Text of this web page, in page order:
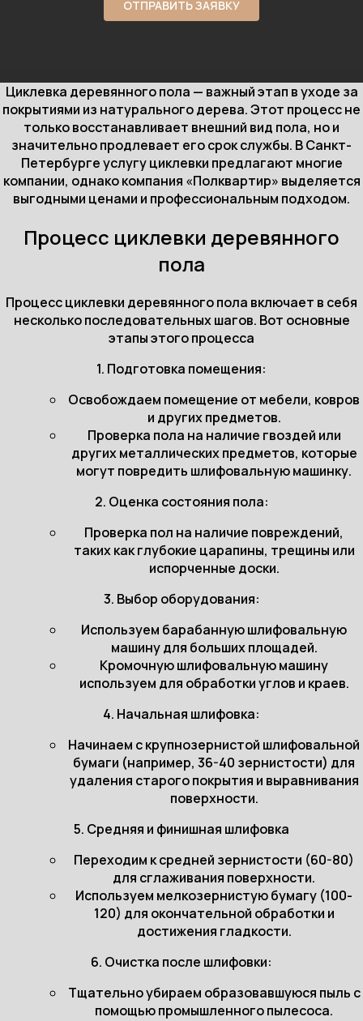
ОТПРАВИТЬ ЗАЯВКУ
Циклевка деревянного пола — важный этап в уходе за
покрытиями из натурального дерева. Этот процесс не
только восстанавливает внешний вид пола, но и
значительно продлевает его срок службы. В Санкт-
Петербурге услугу циклевки предлагают многие
компании, однако компания «Полквартир» выделяется
выгодными ценами и профессиональным подходом.
Процесс циклевки деревянного
пола
Процесс циклевки деревянного пола включает в себя
несколько последовательных шагов. Вот основные
этапы этого процесса
1. Подготовка помещения:
Освобождаем помещение от мебели, ковров
и других предметов.
Проверка пола на наличие гвоздей или
других металлических предметов, которые
могут повредить шлифовальную машинку.
2. Оценка состояния пола:
Проверка пол на наличие повреждений,
таких как глубокие царапины, трещины или
испорченные доски.
3. Выбор оборудования:
Используем барабанную шлифовальную
машину для больших площадей.
Кромочную шлифовальную машину
используем для обработки углов и краев.
4. Начальная шлифовка:
Начинаем с крупнозернистой шлифовальной
бумаги (например, 36-40 зернистости) для
удаления старого покрытия и выравнивания
поверхности.
5. Средняя и финишная шлифовка
Переходим к средней зернистости (60-80)
для сглаживания поверхности.
Используем мелкозернистую бумагу (100-
120) для окончательной обработки и
достижения гладкости.
6. Очистка после шлифовки:
Тщательно убираем образовавшуюся пыль с
помощью промышленного пылесоса.